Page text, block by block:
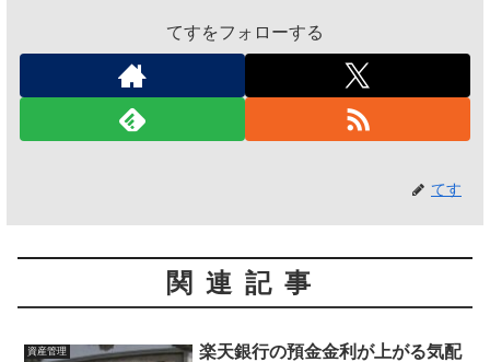
てすをフォローする
てす
関連記事
資産管理
楽天銀行の預金金利が上がる気配